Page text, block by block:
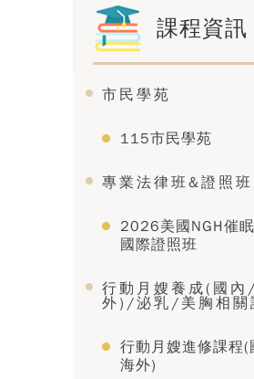
課程資訊
市民學苑
115市民學苑
專業法律班&證照班
2026美國NGH催
國際證照班
行動月嫂養成(國內
外)/泌乳/美胸相關
行動月嫂進修課程
海外)